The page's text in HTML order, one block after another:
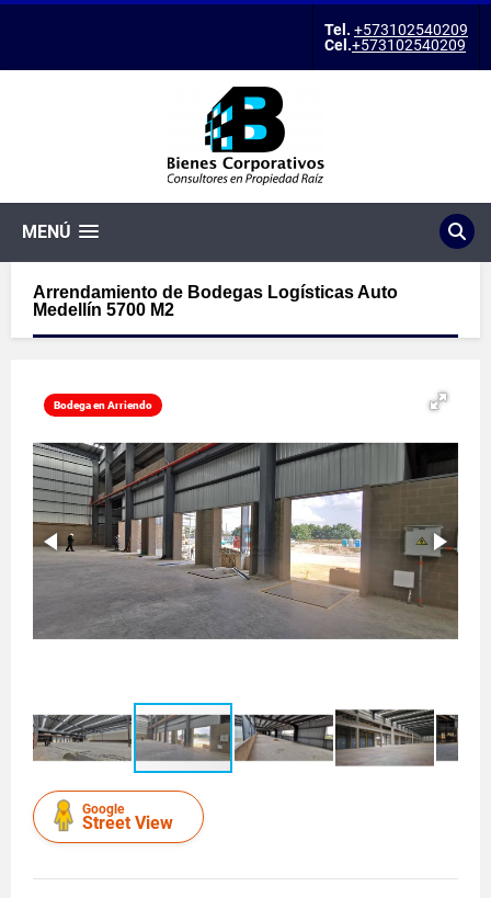
Tel. +573102540209
Cel.+573102540209
MENÚ
Arrendamiento de Bodegas Logísticas Auto
Medellín 5700 M2
Bodega en Arriendo
Google
Street View